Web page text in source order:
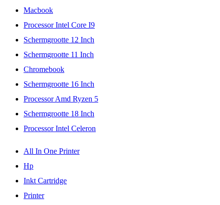
Macbook
Processor Intel Core I9
Schermgrootte 12 Inch
Schermgrootte 11 Inch
Chromebook
Schermgrootte 16 Inch
Processor Amd Ryzen 5
Schermgrootte 18 Inch
Processor Intel Celeron
All In One Printer
Hp
Inkt Cartridge
Printer